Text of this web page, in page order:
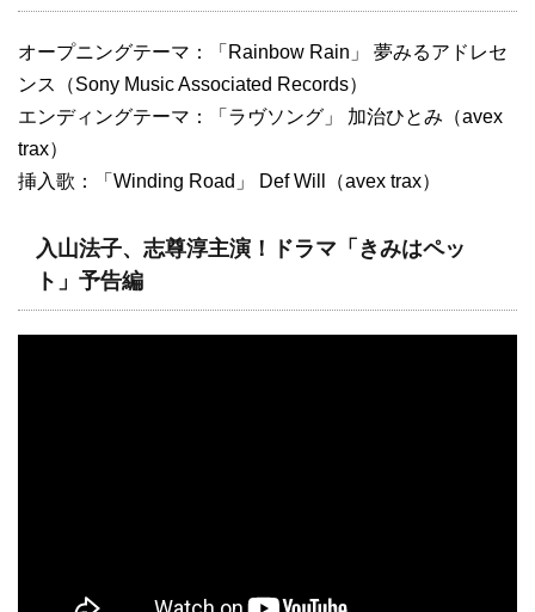
オープニングテーマ：「Rainbow Rain」 夢みるアドレセ
ンス（Sony Music Associated Records）
エンディングテーマ：「ラヴソング」 加治ひとみ（avex
trax）
挿入歌：「Winding Road」 Def Will（avex trax）
入山法子、志尊淳主演！ドラマ「きみはペッ
ト」予告編